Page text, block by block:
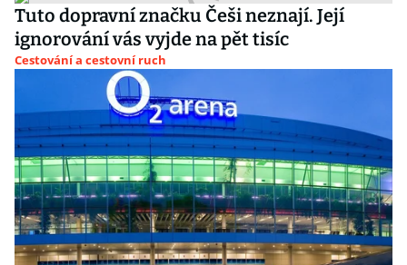
Tuto dopravní značku Češi neznají. Její
ignorování vás vyjde na pět tisíc
Cestování a cestovní ruch